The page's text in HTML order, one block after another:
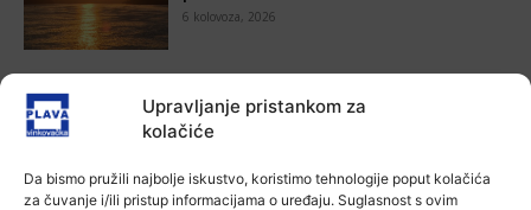
Upravljanje pristankom za
kolačiće
Da bismo pružili najbolje iskustvo, koristimo tehnologije poput kolačića
za čuvanje i/ili pristup informacijama o uređaju. Suglasnost s ovim
6 kolovoza, 2026
Aktualno
Krimići, trileri, ljubavne priče i
povijesna fikcija najtraženiji su
6 kolovoza, 2026